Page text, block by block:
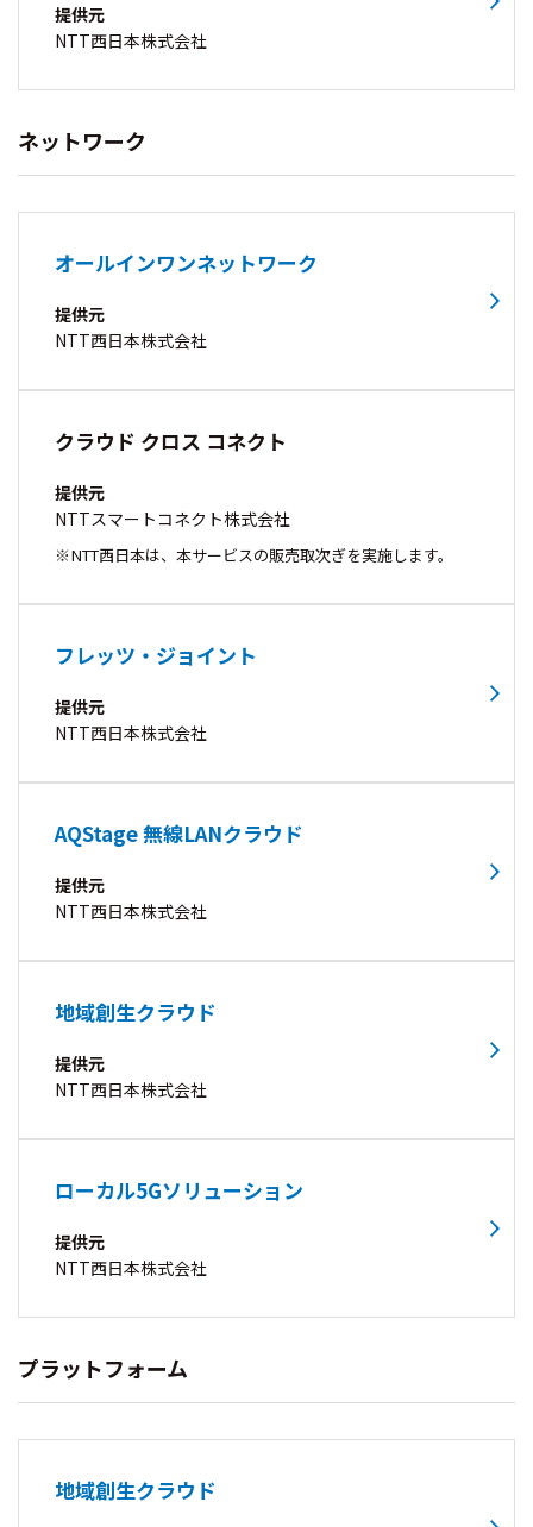
提供元
NTT西日本株式会社
ネットワーク
オールインワンネットワーク
提供元
NTT西日本株式会社
クラウド クロス コネクト
提供元
NTTスマートコネクト株式会社
NTT西日本は、本サービスの販売取次ぎを実施します。
フレッツ・ジョイント
提供元
NTT西日本株式会社
AQStage 無線LANクラウド
提供元
NTT西日本株式会社
地域創生クラウド
提供元
NTT西日本株式会社
ローカル5Gソリューション
提供元
NTT西日本株式会社
プラットフォーム
地域創生クラウド